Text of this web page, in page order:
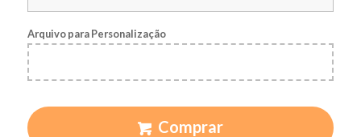
Arquivo para Personalização
Comprar